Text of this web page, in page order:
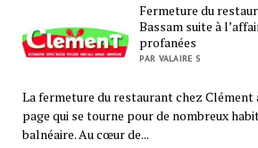
Fermeture du
Bassam suite à
profanées
PAR VALAIRE S
La fermeture du restaurant chez Clément
page qui se tourne pour de nombreux
balnéaire. Au cœur de...